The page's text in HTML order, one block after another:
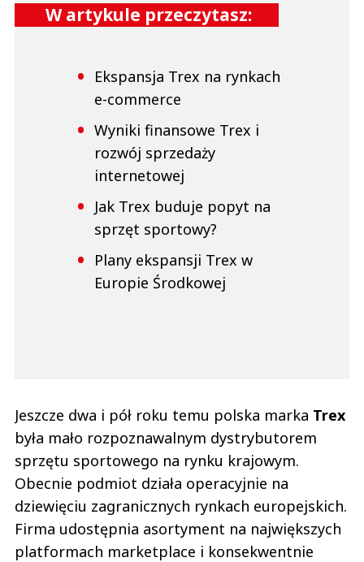
W artykule przeczytasz:
Ekspansja Trex na rynkach
e-commerce
Wyniki finansowe Trex i
rozwój sprzedaży
internetowej
Jak Trex buduje popyt na
sprzęt sportowy?
Plany ekspansji Trex w
Europie Środkowej
Jeszcze dwa i pół roku temu polska marka Trex
była mało rozpoznawalnym dystrybutorem
sprzętu sportowego na rynku krajowym.
Obecnie podmiot działa operacyjnie na
dziewięciu zagranicznych rynkach europejskich.
Firma udostępnia asortyment na największych
platformach marketplace i konsekwentnie